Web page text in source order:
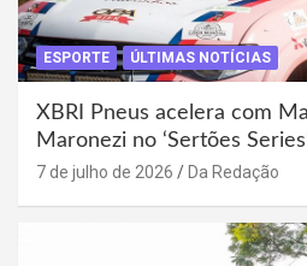
ESPORTE ÚLTIMAS NOTÍCIAS
XBRI Pneus acelera com
Maronezi no ‘Sertões
7 de julho de 2026 Da Redação